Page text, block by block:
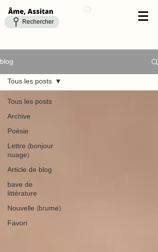
Rechercher
blog
Tous les posts
Archive
Poésie
Lettre (bonjour
nuage)
Article de blog
bave de
littérature
Nouvelle (brume)
Favori
Tous les posts